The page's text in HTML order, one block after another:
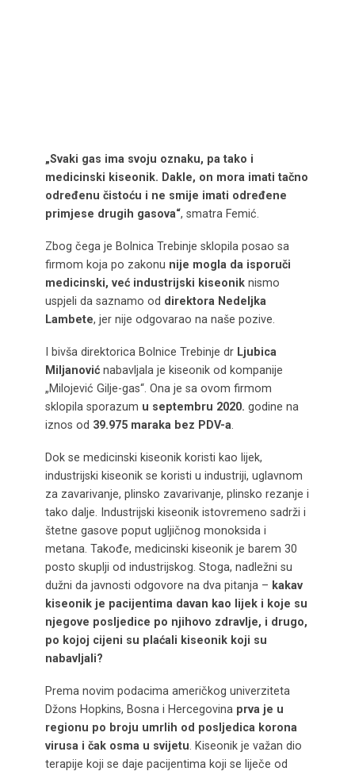
„Svaki gas ima svoju oznaku, pa tako i
medicinski kiseonik. Dakle, on mora imati tačno
određenu čistoću i ne smije imati određene
primjese drugih gasova“, smatra Femić.
Zbog čega je Bolnica Trebinje sklopila posao sa
firmom koja po zakonu nije mogla da isporuči
medicinski, već industrijski kiseoniknismo
uspjeli da saznamo od direktora Nedeljka
Lambete, jer nije odgovarao na naše pozive.
I bivša direktorica Bolnice Trebinje dr Ljubica
Miljanovićnabavljala je kiseonik od kompanije
„Milojević Gilje-gas“. Ona je sa ovom firmom
sklopila sporazum u septembru 2020. godine na
iznos od 39.975 maraka bez PDV-a.
Dok se medicinski kiseonik koristi kao lijek,
industrijski kiseonik se koristi u industriji, uglavnom
za zavarivanje, plinsko zavarivanje, plinsko rezanje i
tako dalje. Industrijski kiseonik istovremeno sadrži i
štetne gasove poput ugljičnog monoksida i
metana. Takođe, medicinski kiseonik je barem 30
posto skuplji od industrijskog. Stoga, nadležni su
dužni da javnosti odgovore na dva pitanja – kakav
kiseonik je pacijentima davan kao lijek i koje su
njegove posljedice po njihovo zdravlje, i drugo,
po kojoj cijeni su plaćali kiseonik koji su
nabavljali?
Prema novim podacima američkog univerziteta
Džons Hopkins, Bosna i Hercegovina prva je u
regionu po broju umrlih od posljedica korona
virusa i čak osma u svijetu . Kiseonik je važan dio
terapije koji se daje pacijentima koji se liječe od